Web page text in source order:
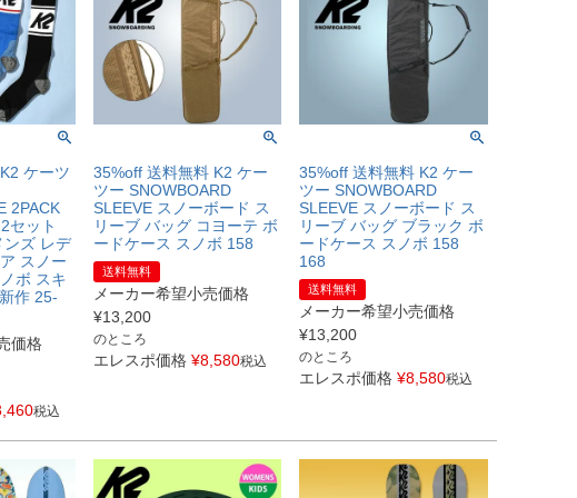
ケーツ
2PACK
セット
ンズ レデ
スノー
ボ スキ
作 25-
価格
税込
35%off 送料無料 K2 ケー
ツー SNOWBOARD
SLEEVE スノーボード ス
リーブ バッグ コヨーテ ボ
ードケース スノボ 158
送料無料
メーカー希望小売価格
¥13,200
のところ
エレスポ価格 ¥8,580税込
35%off 送料無料 K2 ケー
ツー SNOWBOARD
SLEEVE スノーボード ス
リーブ バッグ ブラック ボ
ードケース スノボ 158
168
送料無料
メーカー希望小売価格
¥13,200
のところ
エレスポ価格 ¥8,580税込